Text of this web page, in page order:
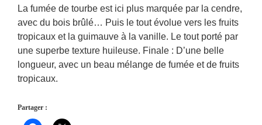
La fumée de tourbe est ici plus marquée par la cendre,
avec du bois brûlé… Puis le tout évolue vers les fruits
tropicaux et la guimauve à la vanille. Le tout porté par
une superbe texture huileuse. Finale : D’une belle
longueur, avec un beau mélange de fumée et de fruits
tropicaux.
Partager :